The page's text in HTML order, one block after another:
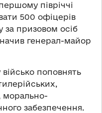
півріччі
500 офіцерів
за призовом осіб
генерал-майор
поповнять
морально-
забезпечення.